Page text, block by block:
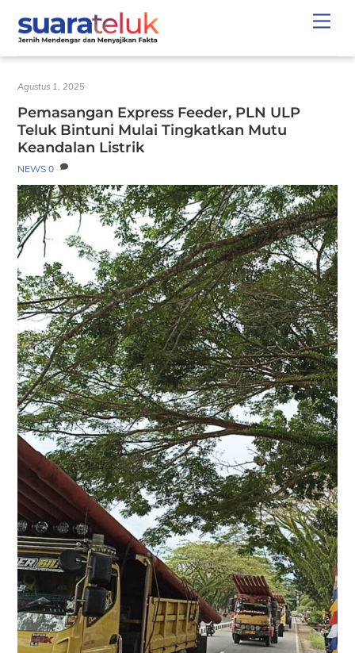
content
Agustus 1, 2025
Pemasangan Express Feeder, PLN ULP
Teluk Bintuni Mulai Tingkatkan Mutu
Keandalan Listrik
NEWS 0